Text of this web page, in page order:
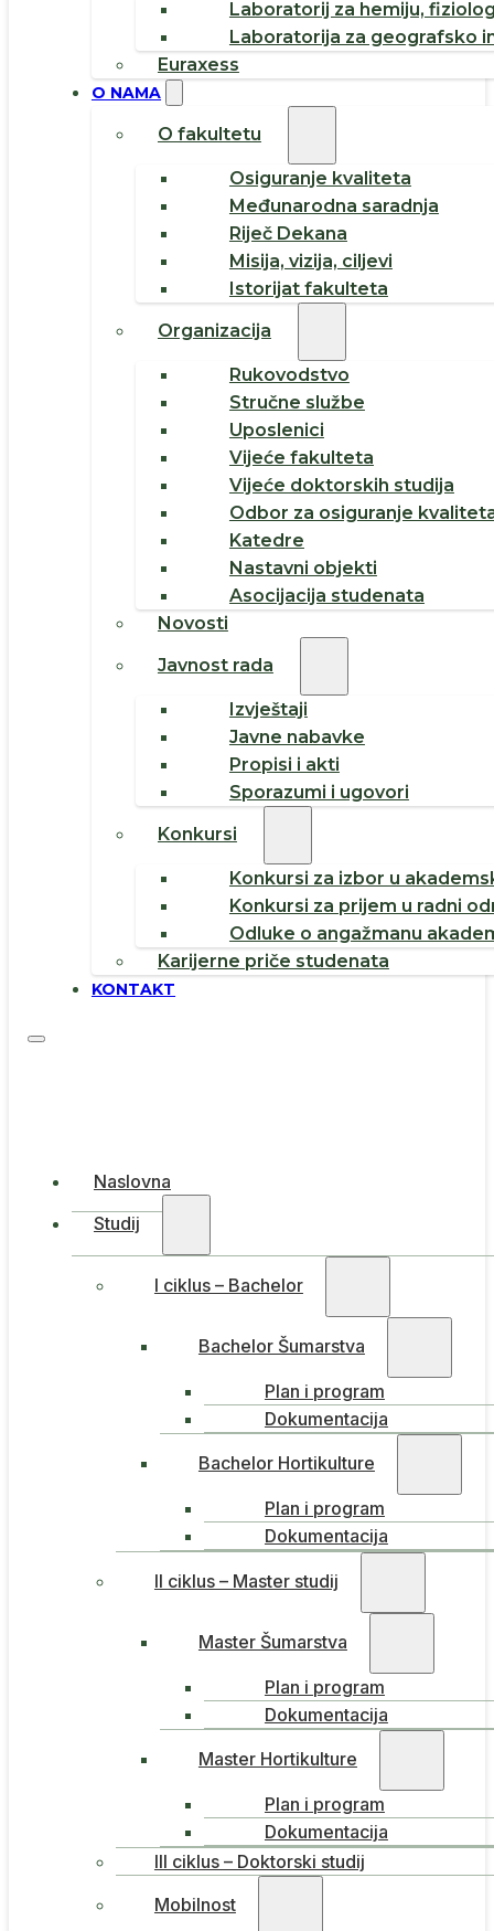
Laboratorij za hemiju,
Laboratorija za geografsko
Euraxess
O NAMA
O fakultetu
Osiguranje kvaliteta
Međunarodna saradnja
Riječ Dekana
Misija, vizija, ciljevi
Istorijat fakulteta
Organizacija
Rukovodstvo
Stručne službe
Uposlenici
Vijeće fakulteta
Vijeće doktorskih studija
Odbor za osiguranje
Katedre
Nastavni objekti
Asocijacija studenata
Novosti
Javnost rada
Izvještaji
Javne nabavke
Propisi i akti
Sporazumi i ugovori
Konkursi
Konkursi za izbor u
Konkursi za prijem u radni
Odluke o angažmanu
Karijerne priče studenata
KONTAKT
Naslovna
Studij
I ciklus – Bachelor
Bachelor Šumarstva
Plan i program
Dokumentacija
Bachelor Hortikulture
Plan i program
Dokumentacija
II ciklus – Master studij
Master Šumarstva
Plan i program
Dokumentacija
Master Hortikulture
Plan i program
Dokumentacija
III ciklus – Doktorski studij
Mobilnost